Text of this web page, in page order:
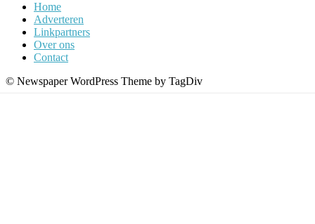
Home
Adverteren
Linkpartners
Over ons
Contact
© Newspaper WordPress Theme by TagDiv